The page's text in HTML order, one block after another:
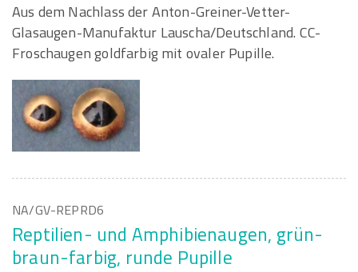
Aus dem Nachlass der Anton-Greiner-Vetter-
Glasaugen-Manufaktur Lauscha/Deutschland. CC-
Froschaugen goldfarbig mit ovaler Pupille.
NA/GV-REPRD6
Reptilien- und Amphibienaugen, grün-
braun-farbig, runde Pupille